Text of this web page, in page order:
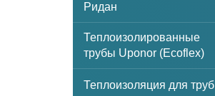
Ридан
Теплоизолированные
трубы Uponor (Ecoflex)
Теплоизоляция для труб